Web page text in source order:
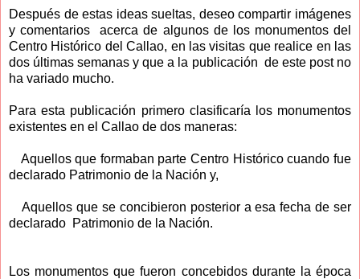
Después de estas ideas sueltas, deseo compartir imágenes
y comentarios acerca de algunos de los monumentos del
Centro Histórico del Callao, en las visitas que realice en las
dos últimas semanas y que a la publicación de este post no
ha variado mucho.
Para esta publicación primero clasificaría los monumentos
existentes en el Callao de dos maneras:
Aquellos que formaban parte Centro Histórico cuando fue
declarado Patrimonio de la Nación y,
Aquellos que se concibieron posterior a esa fecha de ser
declarado Patrimonio de la Nación.
Los monumentos que fueron concebidos durante la época